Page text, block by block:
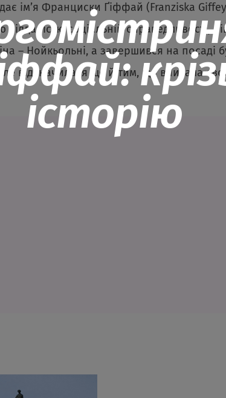
історію
ім’я Франциски Ґіффай (Franziska
соціальній справедливості,
– Нойкьольні, а завершився на посаді
відзначилася ще й тим, що вписала